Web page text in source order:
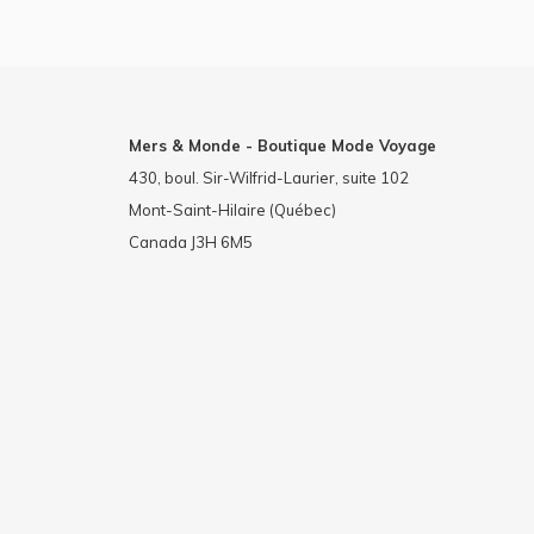
Mers & Monde - Boutique Mode Voyage
430, boul. Sir-Wilfrid-Laurier, suite 102
Mont-Saint-Hilaire (Québec)
Canada J3H 6M5